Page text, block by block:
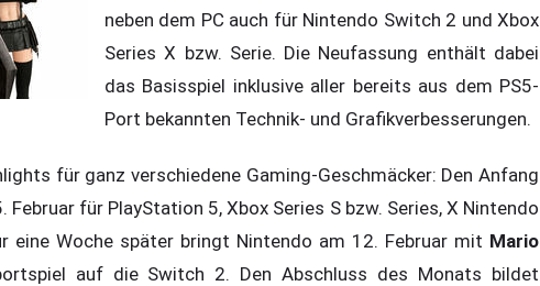
neben dem PC auch für Nintendo Switch 2 und Xbox
Series X bzw. Serie. Die Neufassung enthält dabei
das Basisspiel inklusive aller bereits aus dem PS5-
Port bekannten Technik- und Grafikverbesserungen.
für ganz verschiedene Gaming-Geschmäcker: Den Anfang
Februar für PlayStation 5, Xbox Series S bzw. Series, X Nintendo
eine Woche später bringt Nintendo am 12. Februar mit Mario
auf die Switch 2. Den Abschluss des Monats bildet